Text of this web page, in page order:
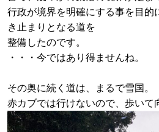
行政が境界を明確にする事を目的
き止まりとなる道を
整備したのです。
・・・今ではあり得ませんね。
その奥に続く道は、まるで雪国。
赤カブでは行けないので、歩いて